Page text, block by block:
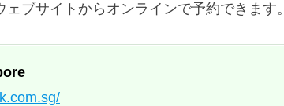
ブサイトからオンラインで予約できます。